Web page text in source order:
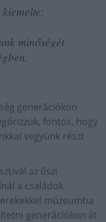
minőségét
generációkon
fontos, hogy
vegyünk részt
az őszi
a családok
múzeumba
generációkon át